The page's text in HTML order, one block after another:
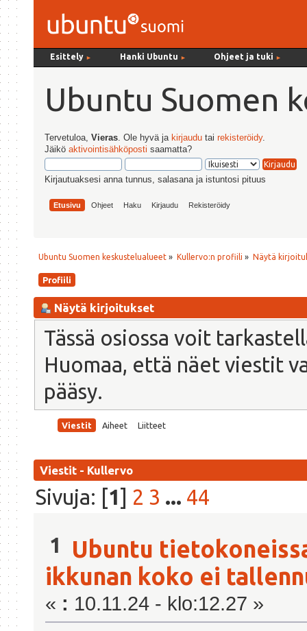
Esittely ► Hanki Ubuntu ► Ohjeet ja tuki ►
Ubuntu Suomen
Tervetuloa,Vieras . Ole hyvä ja kirjaudu tairekisteröidy.
Jäiköaktivointisähköposti saamatta?
Kirjautuaksesi anna tunnus, salasana ja istuntosi pituus
Etusivu Ohjeet Haku Kirjaudu Rekisteröidy
Ubuntu Suomen keskustelualueet » Kullervo:n profiili » Näytä
Profiili
Näytä kirjoitukset
Tässä osiossa voit
Huomaa, että näet viestit
pääsy.
Viestit Aiheet Liitteet
Viestit - Kullervo
Sivuja: [1] 2 3 ... 44
1
Ubuntu
ikkunan koko ei
« : 10.11.24 - klo:12.27 »